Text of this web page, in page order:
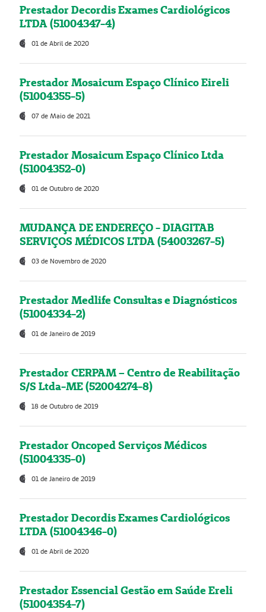
Prestador Decordis Exames Cardiológicos
LTDA (51004347-4)
01 de Abril de 2020
Prestador Mosaicum Espaço Clínico Eireli
(51004355-5)
07 de Maio de 2021
Prestador Mosaicum Espaço Clínico Ltda
(51004352-0)
01 de Outubro de 2020
MUDANÇA DE ENDEREÇO - DIAGITAB
SERVIÇOS MÉDICOS LTDA (54003267-5)
03 de Novembro de 2020
Prestador Medlife Consultas e Diagnósticos
(51004334-2)
01 de Janeiro de 2019
Prestador CERPAM – Centro de Reabilitação
S/S Ltda-ME (52004274-8)
18 de Outubro de 2019
Prestador Oncoped Serviços Médicos
(51004335-0)
01 de Janeiro de 2019
Prestador Decordis Exames Cardiológicos
LTDA (51004346-0)
01 de Abril de 2020
Prestador Essencial Gestão em Saúde Ereli
(51004354-7)